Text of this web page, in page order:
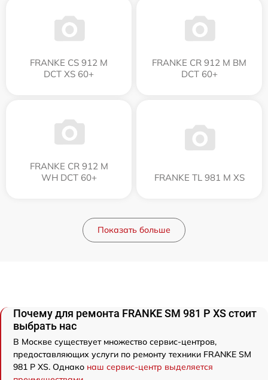
FRANKE CS 912 M
DCT XS 60+
FRANKE CR 912 M BM
DCT 60+
FRANKE CR 912 M
WH DCT 60+
FRANKE TL 981 M XS
Показать больше
Почему для ремонта FRANKE SM 981 P XS стоит
выбрать нас
В Москве существует множество сервис-центров,
предоставляющих услуги по ремонту техники FRANKE SM
981 P XS. Однако наш сервис-центр выделяется